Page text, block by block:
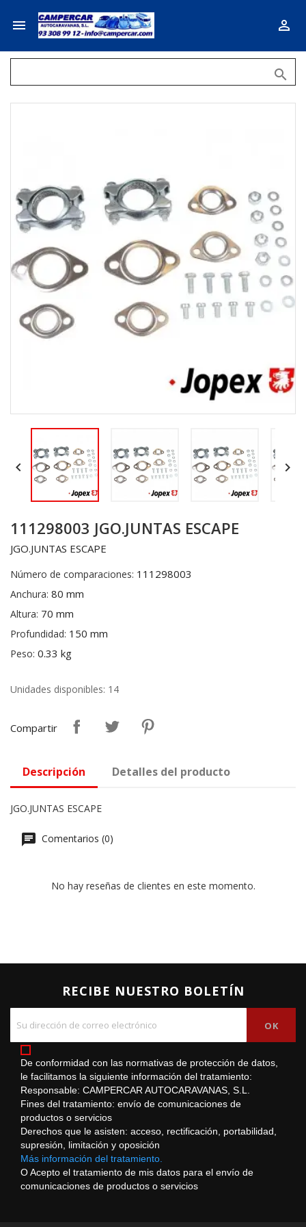
 

 
111298003 JGO.JUNTAS ESCAPE
JGO.JUNTAS ESCAPE
Número de comparaciones: 111298003
Anchura: 80 mm
Altura: 70 mm
Profundidad: 150 mm
Peso: 0.33 kg
Unidades disponibles: 14
Compartir
Descripción Detalles del producto
JGO.JUNTAS ESCAPE
Comentarios (0)
No hay reseñas de clientes en este momento.
RECIBE NUESTRO BOLETÍN
De conformidad con las normativas de protección de datos,
le facilitamos la siguiente información del tratamiento:
Responsable: CAMPERCAR AUTOCARAVANAS, S.L.
Fines del tratamiento: envío de comunicaciones de
productos o servicios
Derechos que le asisten: acceso, rectificación, portabilidad,
supresión, limitación y oposición
Más información del tratamiento.
O Acepto el tratamiento de mis datos para el envío de
comunicaciones de productos o servicios